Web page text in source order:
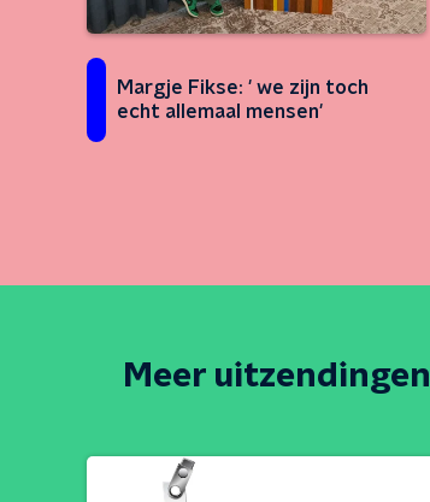
Margje Fikse: ' we zijn toch
echt allemaal mensen'
Meer uitzendingen